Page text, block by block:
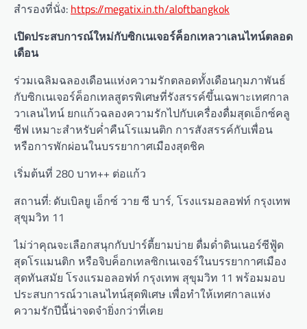
สำรองที่นั่ง: https://megatix.in.th/aloftbangkok
เปิดประสบการณ์ใหม่กับซิกเนเจอร์ค็อกเทลวาเลนไทน์ตลอด
เดือน
ร่วมเฉลิมฉลองเดือนแห่งความรักตลอดทั้งเดือนกุมภาพันธ์
กับซิกเนเจอร์ค็อกเทลสูตรพิเศษที่รังสรรค์ขึ้นเฉพาะเทศกาล
วาเลนไทน์ ยกแก้วฉลองความรักไปกับเครื่องดื่มสุดเอ็กซ์คลู
ซีฟ เหมาะสำหรับค่ำคืนโรแมนติก การสังสรรค์กับเพื่อน
หรือการพักผ่อนในบรรยากาศเมืองสุดชิค
เริ่มต้นที่ 280 บาท++ ต่อแก้ว
สถานที่: ดับเบิลยู เอ็กซ์ วาย ซี บาร์, โรงแรมอลอฟท์ กรุงเทพ
สุขุมวิท 11
ไม่ว่าคุณจะเลือกสนุกกับปาร์ตี้ยามบ่าย ดื่มด่ำดินเนอร์ซีฟู้ด
สุดโรแมนติก หรือจิบค็อกเทลซิกเนเจอร์ในบรรยากาศเมือง
สุดทันสมัย โรงแรมอลอฟท์ กรุงเทพ สุขุมวิท 11 พร้อมมอบ
ประสบการณ์วาเลนไทน์สุดพิเศษ เพื่อทำให้เทศกาลแห่ง
ความรักปีนี้น่าจดจำยิ่งกว่าที่เคย